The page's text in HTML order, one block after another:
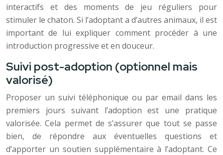
interactifs et des moments de jeu réguliers pour
stimuler le chaton. Si l’adoptant a d’autres animaux, il est
important de lui expliquer comment procéder à une
introduction progressive et en douceur.
Suivi post-adoption (optionnel mais
valorisé)
Proposer un suivi téléphonique ou par email dans les
premiers jours suivant l’adoption est une pratique
valorisée. Cela permet de s’assurer que tout se passe
bien, de répondre aux éventuelles questions et
d’apporter un soutien supplémentaire à l’adoptant. Ce